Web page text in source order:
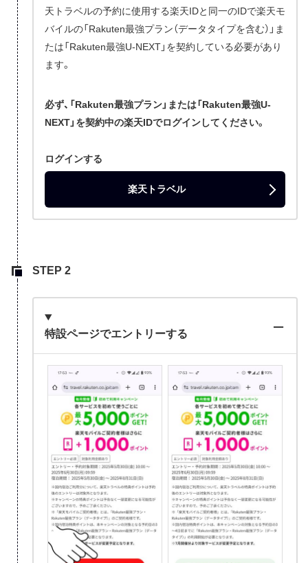
天トラベルの予約に使用する楽天IDと同一のIDで楽天モ
バイルの「Rakuten最強プラン（データタイプを含む）」ま
たは「Rakuten最強U-NEXT」を契約している必要があり
ます。
必ず、「Rakuten最強プラン」または「Rakuten最強U-
NEXT」を契約中の楽天IDでログインしてください。
ログインする
楽天トラベル
特設ページでエントリーする